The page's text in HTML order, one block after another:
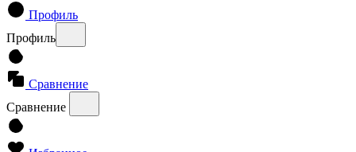
Профиль
Профиль
Сравнение
Сравнение